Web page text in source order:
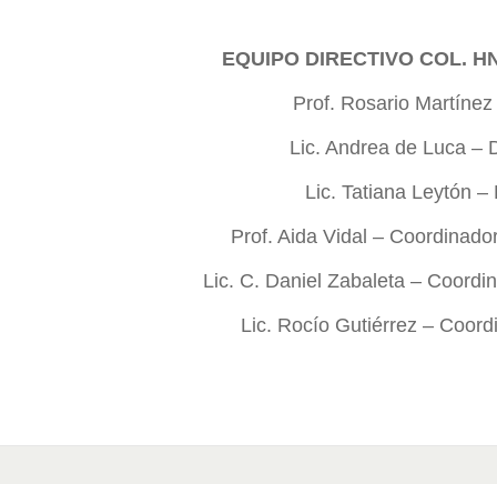
EQUIPO DIRECTIVO COL.
Prof. Rosario
Lic. Andrea de Luca –
Lic. Tatiana Leytón
Prof. Aida Vidal –
Lic. C. Daniel Zabaleta –
Lic. Rocío Gutiérrez –